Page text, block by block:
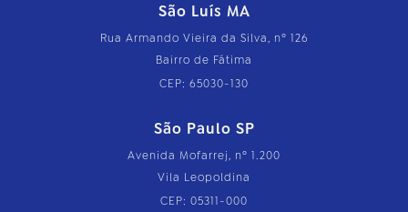
São Luís MA
Rua Armando Vieira da Silva, nº 126
Bairro de Fátima
CEP: 65030-130
São Paulo SP
Avenida Mofarrej, nº 1.200
Vila Leopoldina
CEP: 05311-000